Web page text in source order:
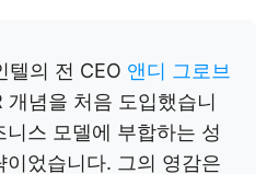
텔의 전 CEO 앤디 그로브
개념을 처음 도입했습니
스 모델에 부합하는 성
었습니다. 그의 영감은